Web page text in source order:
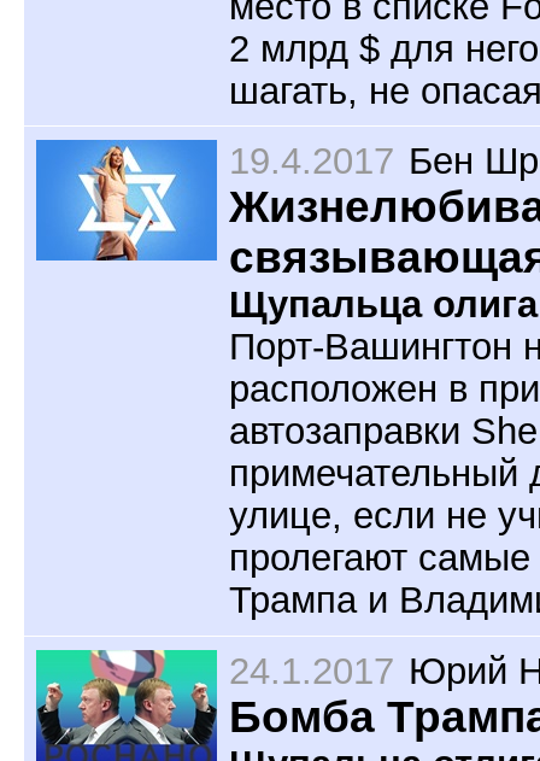
2 млрд $ для
шагать, не
19.4.2017 Бен
Щупальца
Порт-Вашингтон
расположен в
автозаправки
примечательный
улице, если не
пролегают
Трампа и
24.1.2017 Юрий
Бомба